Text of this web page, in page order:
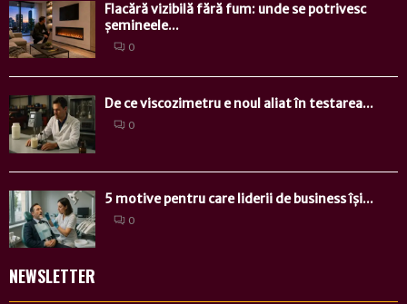
Flacără vizibilă fără fum: unde se potrivesc
șemineele...
0
De ce viscozimetru e noul aliat în testarea...
0
5 motive pentru care liderii de business își...
0
NEWSLETTER